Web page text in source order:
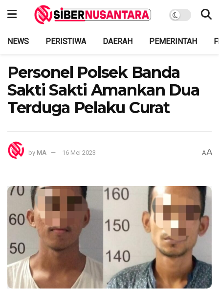
NEWS PERISTIWA DAERAH PEMERINTAH
Personel Polsek Banda
Sakti Sakti Amankan Dua
Terduga Pelaku Curat
by MA 16 Mei 2023 AA